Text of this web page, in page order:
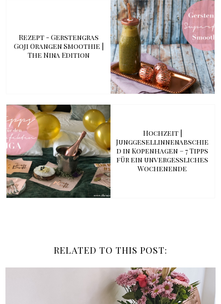
Rezept - Gerstengras
Goji Orangen Smoothie |
The Nina Edition
Hochzeit |
Junggesellinnenabschie
d in Kopenhagen – 7 Tipps
für ein unvergessliches
Wochenende
RELATED TO THIS POST: